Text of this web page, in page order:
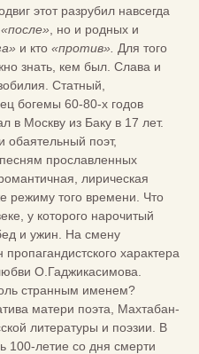
этот разрубил навсегда
«после» , но и родных и
и кто «против».
Для того
знать, кем был. Слава и
Статный,
богемы 60-80-х годов
в Москву из Баку в 17 лет.
обаятельный поэт,
прославленных
лирическая
режиму того времени. Что
у которого нарочитый
и ужин. На смену
характера
О.Гаджикасимова.
странным именем?
матери поэта, Махтабан-
литературы и поэзии. В
100-летие со дня смерти